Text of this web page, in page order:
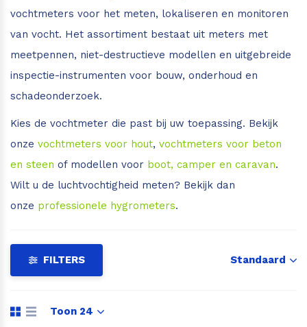
Leica Disto X3
Leica Disto X4
Leica Disto X6
Leica Disto S910
Leica DST360
Leica BLK3D Imager
Multimeters
Power Loggers & Analyzers
Voor hop
Voor papier
Voor aarde en grond
Monitoring
Hygrometers
Vochtmeter met warmtebeeld
Tips voor aanschaf camera
vochtmeters voor het meten, lokaliseren en monitoren
van vocht. Het assortiment bestaat uit meters met
meetpennen, niet-destructieve modellen en uitgebreide
inspectie-instrumenten voor bouw, onderhoud en
schadeonderzoek.
Kies de vochtmeter die past bij uw toepassing. Bekijk
onze vochtmeters voor hout, vochtmeters voor beton
en steen of modellen voor boot, camper en caravan.
Wilt u de luchtvochtigheid meten? Bekijk dan
onze professionele hygrometers.
FILTERS Standaard
Toon 24